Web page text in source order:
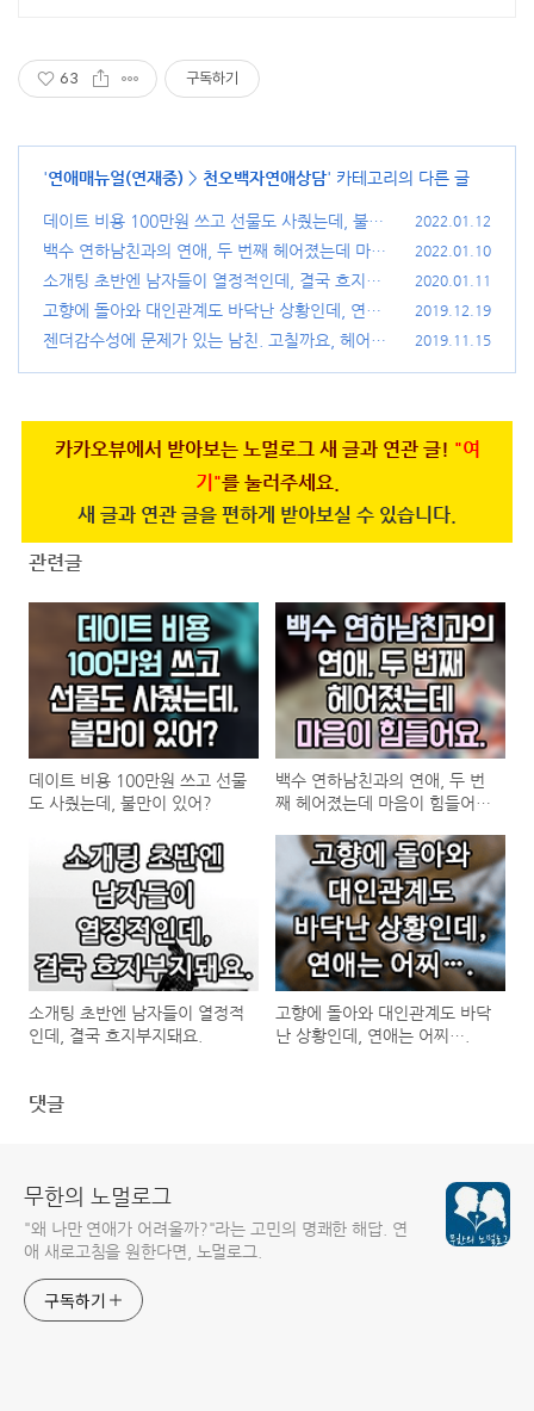
63 구독하기
'연애매뉴얼(연재중) > 천오백자연애상담' 카테고리의 다른 글
데이트 비용 100만원 쓰고 선물도 사줬는데, 불만
이 있어?
(7)
2022.01.12
백수 연하남친과의 연애, 두 번째 헤어졌는데 마음
이 힘들어요.
(6)
2022.01.10
소개팅 초반엔 남자들이 열정적인데, 결국 흐지부
지돼요.
(41)
2020.01.11
고향에 돌아와 대인관계도 바닥난 상황인데, 연애
는 어찌….
(20)
2019.12.19
젠더감수성에 문제가 있는 남친. 고칠까요, 헤어질
2019.11.15
카카오뷰에서 받아보는 노멀로그 새 글과 연관 글! "여
기"를 눌러주세요.
새 글과 연관 글을 편하게 받아보실 수 있습니다.
관련글
데이트 비용 100만원 쓰고 선물
도 사줬는데, 불만이 있어?
백수 연하남친과의 연애, 두 번
째 헤어졌는데 마음이 힘들어
소개팅 초반엔 남자들이 열정적
인데, 결국 흐지부지돼요.
고향에 돌아와 대인관계도 바닥
난 상황인데, 연애는 어찌….
댓글
무한의 노멀로그
"왜 나만 연애가 어려울까?"라는 고민의 명쾌한 해답. 연
애 새로고침을 원한다면, 노멀로그.
구독하기